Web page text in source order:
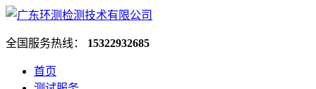
全国服务热线： 15322932685
首页